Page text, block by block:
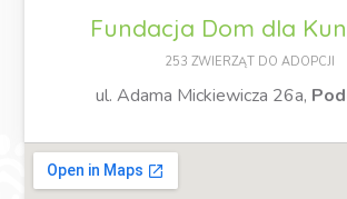
Fundacja Dom dla
253 ZWIERZĄT DO ADOPCJI
ul. Adama Mickiewicza 26a,